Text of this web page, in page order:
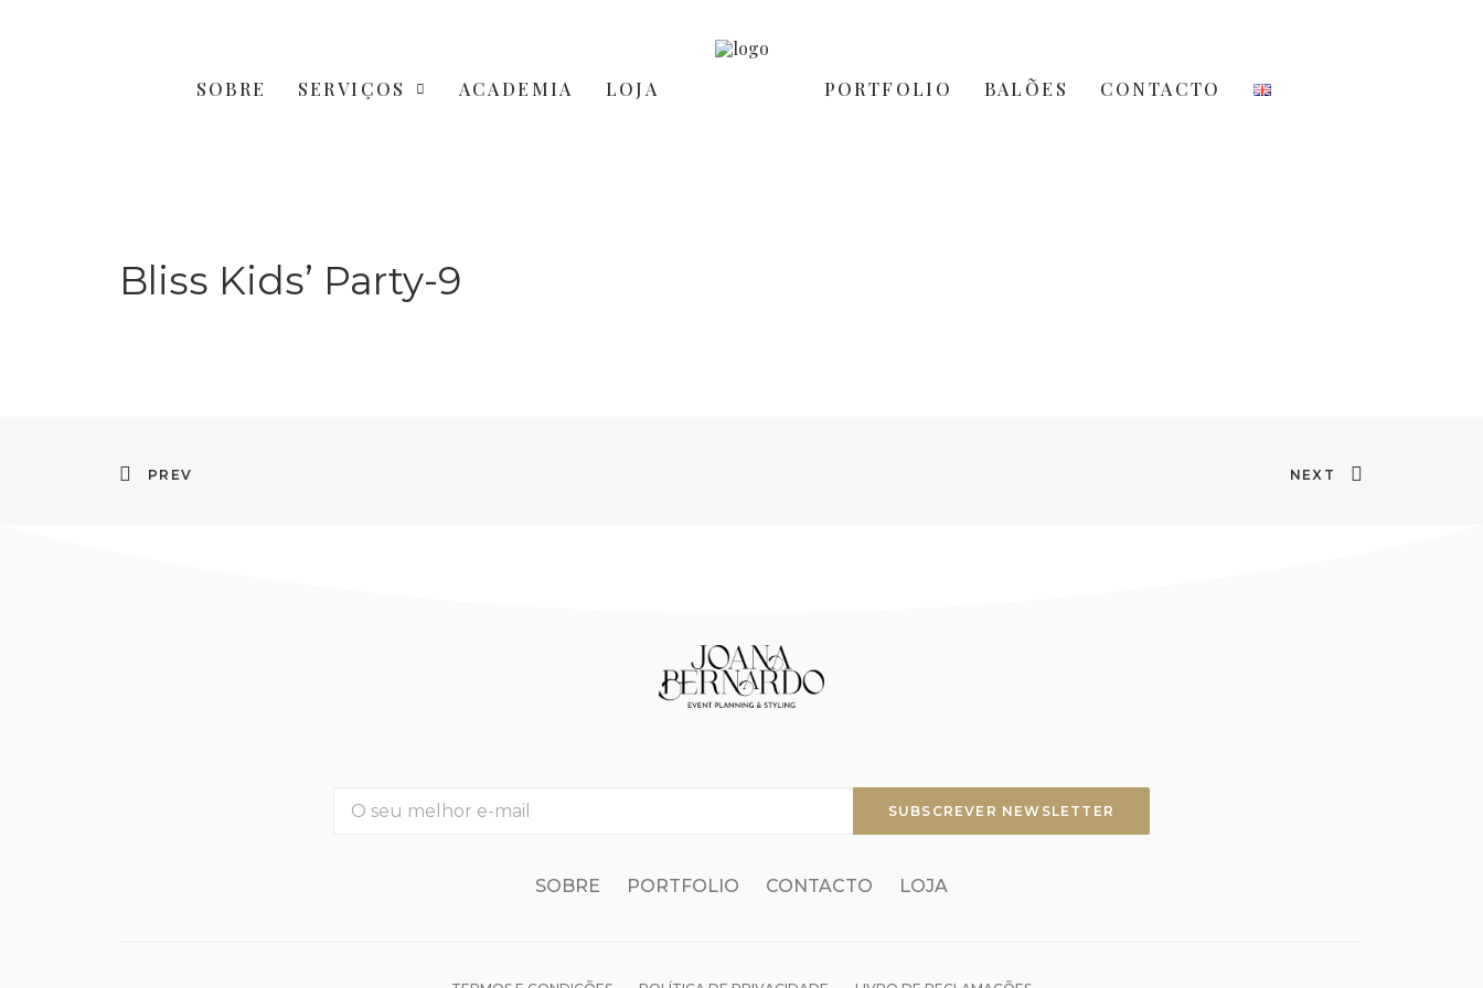
SOBRE SERVIÇOS ACADEMIA LOJA PORTFOLIO BALÕES CONTACTO
Bliss Kids’ Party-9
PREV NEXT
SOBRE PORTFOLIO CONTACTO LOJA